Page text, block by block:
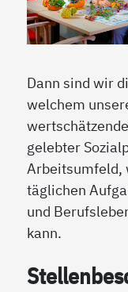
Dann sind wir
welchem
gelebter
Arbeitsumfeld,
täglichen
und
kann.